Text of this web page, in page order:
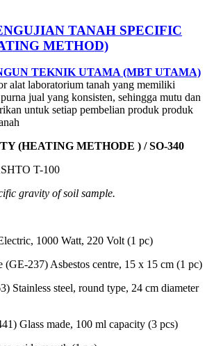
TANAH SPECIFIC
METHOD)
TEKNIK UTAMA (MBT UTAMA)
alat laboratorium tanah yang memiliki
jual yang konsisten, sehingga mutu dan
untuk setiap pembelian produk produk
(HEATING METHODE ) / SO-340
T-100
gravity of soil sample.
1000 Watt, 220 Volt (1 pc)
(GE-237) Asbestos centre, 15 x 15 cm (1 pc)
Stainless steel, round type, 24 cm diameter
Glass made, 100 ml capacity (3 pcs)